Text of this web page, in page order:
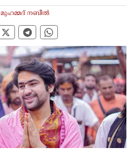
മുഹമ്മദ് നബീല്‍